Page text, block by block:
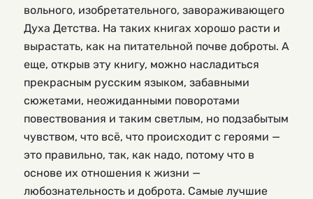
вольного, изобретательного, завораживающего
Духа Детства. На таких книгах хорошо расти и
вырастать, как на питательной почве доброты. А
еще, открыв эту книгу, можно насладиться
прекрасным русским языком, забавными
сюжетами, неожиданными поворотами
повествования и таким светлым, но подзабытым
чувством, что всё, что происходит с героями —
это правильно, так, как надо, потому что в
основе их отношения к жизни —
любознательность и доброта. Самые лучшие